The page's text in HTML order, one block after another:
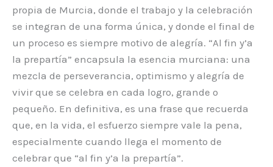
propia de Murcia, donde el trabajo y la celebración
se integran de una forma única, y donde el final de
un proceso es siempre motivo de alegría. “Al fin y’a
la prepartía” encapsula la esencia murciana: una
mezcla de perseverancia, optimismo y alegría de
vivir que se celebra en cada logro, grande o
pequeño. En definitiva, es una frase que recuerda
que, en la vida, el esfuerzo siempre vale la pena,
especialmente cuando llega el momento de
celebrar que “al fin y’a la prepartía”.